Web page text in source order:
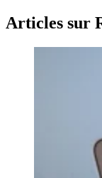
Articles sur